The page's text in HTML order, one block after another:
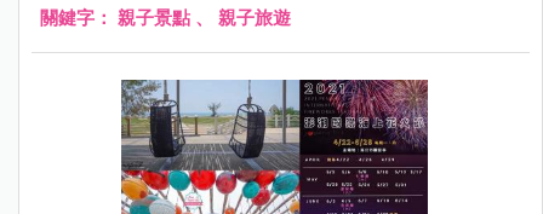
我大人也很愛這個體驗，整個童心大爆發。
關鍵字： 親子景點 、 親子旅遊